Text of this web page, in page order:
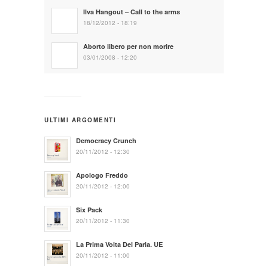
Ilva Hangout – Call to the arms
18/12/2012 - 18:19
Aborto libero per non morire
03/01/2008 - 12:20
ULTIMI ARGOMENTI
Democracy Crunch
20/11/2012 - 12:30
Apologo Freddo
20/11/2012 - 12:00
Six Pack
20/11/2012 - 11:30
La Prima Volta Del Parla. UE
20/11/2012 - 11:00